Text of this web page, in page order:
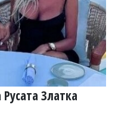
Златка